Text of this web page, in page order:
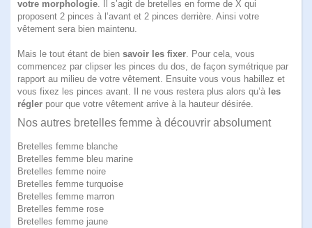
votre morphologie. Il s’agit de bretelles en forme de X qui
proposent 2 pinces à l’avant et 2 pinces derrière. Ainsi votre
vêtement sera bien maintenu.
Mais le tout étant de bien savoir les fixer. Pour cela, vous
commencez par clipser les pinces du dos, de façon symétrique par
rapport au milieu de votre vêtement. Ensuite vous vous habillez et
vous fixez les pinces avant. Il ne vous restera plus alors qu’à les
régler pour que votre vêtement arrive à la hauteur désirée.
Nos autres bretelles femme à découvrir absolument
Bretelles femme blanche
Bretelles femme bleu marine
Bretelles femme noire
Bretelles femme turquoise
Bretelles femme marron
Bretelles femme rose
Bretelles femme jaune